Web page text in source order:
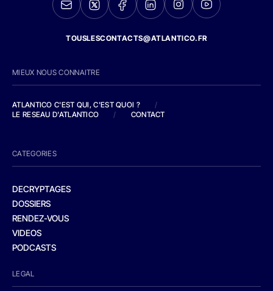
TOUSLESCONTACTS@ATLANTICO.FR
MIEUX NOUS CONNAITRE
ATLANTICO C'EST QUI, C'EST QUOI ?
/
LE RESEAU D'ATLANTICO
/ CONTACT
CATEGORIES
DECRYPTAGES
DOSSIERS
RENDEZ-VOUS
VIDEOS
PODCASTS
LEGAL